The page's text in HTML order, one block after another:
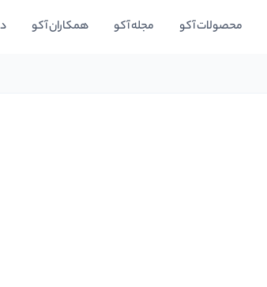
محصولات آکو مجله آکو همکاران آکو